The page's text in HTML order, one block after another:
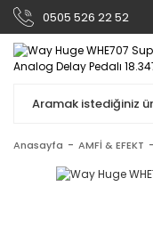
0505 526 22 52
Anasayfa AMFİ & EFEKT